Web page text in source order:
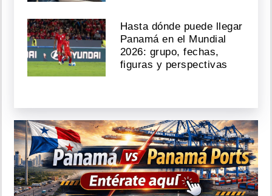
Hasta dónde puede llegar
Panamá en el Mundial
2026: grupo, fechas,
figuras y perspectivas